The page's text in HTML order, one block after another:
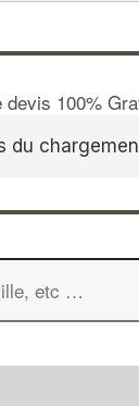
devis 100%
du